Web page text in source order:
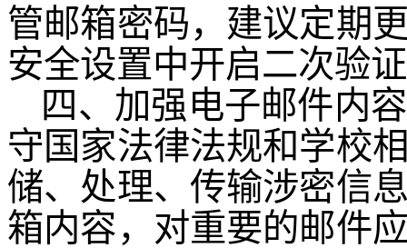
管邮箱密码，建议定期
安全设置中开启二次验
四、加强电子邮件内
守国家法律法规和学校
储、处理、传输涉密信
箱内容，对重要的邮件